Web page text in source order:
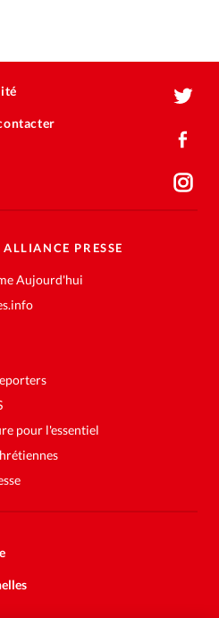
ALLIANCE PRESSE
Aujourd'hui
pour l'essentiel